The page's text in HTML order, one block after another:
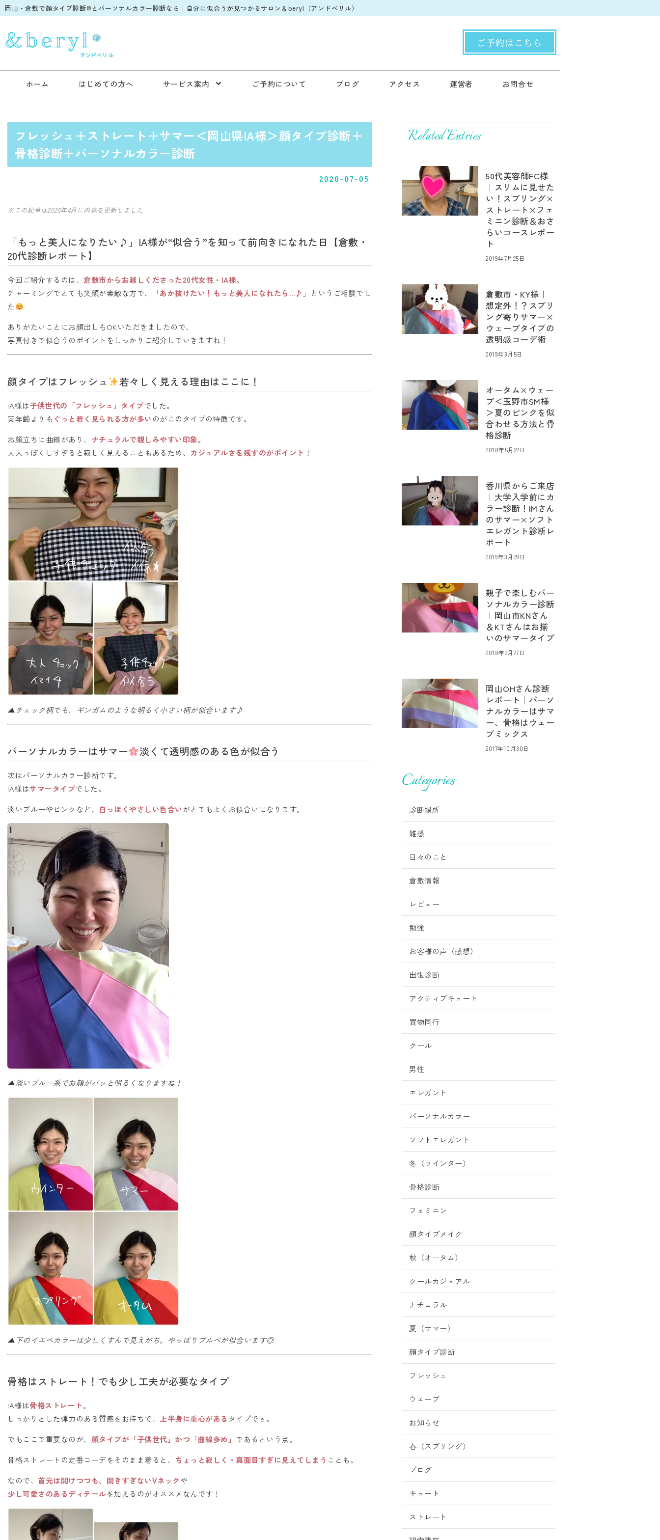
岡山・倉敷で顔タイプ診断®︎とパーソナルカラー診断なら｜自分に似合うが見つかるサロン＆beryl（アンドベリル）
ご予約はこちら
ホーム はじめての方へ サービス案内 ご予約について ブログ アクセス 運営者 お問合せ
フレッシュ＋ストレート＋サマー＜岡山県IA様＞顔タイプ診断＋
骨格診断＋パーソナルカラー診断
2020-07-05
※この記事は2025年4月に内容を更新しました
「もっと美人になりたい♪」IA様が“似合う”を知って前向きになれた日【倉敷・
20代診断レポート】
今回ご紹介するのは、 倉敷市からお越しくださった20代女性・IA様。
チャーミングでとても笑顔が素敵な方で、
「あか抜けたい！もっと美人になれたら…♪」
というご相談でし
た
ありがたいことにお顔出しもOKいただきましたので、
写真付きで似合うのポイントをしっかりご紹介していきますね！
顔タイプはフレッシュ 若々しく見える理由はここに！
IA様は子供世代の「フレッシュ」タイプでした。
実年齢よりも ぐっと若く見られる方が多い のがこのタイプの特徴です。
お顔立ちに曲線があり、 ナチュラルで親しみやすい印象。
大人っぽくしすぎると寂しく見えることもあるため、 カジュアルさを残すのがポイント ！
▲チェック柄でも、ギンガムのような明るく小さい柄が似合います♪
パーソナルカラーはサマー 淡くて透明感のある色が似合う
次はパーソナルカラー診断です。
IA様はサマータイプでした。
淡いブルーやピンクなど、 白っぽくやさしい色合い がとてもよくお似合いになります。
▲淡いブルー系でお顔がパッと明るくなりますね！
▲下のイエベカラーは少しくすんで見えがち。やっぱりブルベが似合います◎
骨格はストレート！でも少し工夫が必要なタイプ
IA様は骨格ストレート。
しっかりとした弾力のある質感をお持ちで、 上半身に重心がある タイプです。
でもここで重要なのが、 顔タイプが「子供世代」かつ「曲線多め」 であるという点。
骨格ストレートの定番コーデをそのまま着ると、 ちょっと寂しく・真面目すぎに見えてしまう ことも。
なので、 首元は開けつつも、開きすぎないVネックや
少し可愛さのあるディテールを加えるのがオススメなんです！
Related Entries
50代美容師FC様
｜スリムに見せた
い！スプリング×
ストレート×フェ
ミニン診断＆おさ
らいコースレポー
ト
2019年7月25日
倉敷市・KY様｜
想定外！？スプリ
ング寄りサマー×
ウェーブタイプの
透明感コーデ術
2019年3月5日
オータム×ウェー
ブ＜玉野市SM様
＞夏のピンクを似
合わせる方法と骨
格診断
2018年5月27日
香川県からご来店
｜大学入学前にカ
ラー診断！IMさん
のサマー×ソフト
エレガント診断レ
ポート
2019年3月29日
親子で楽しむパー
ソナルカラー診断
｜岡山市KNさん
＆KTさんはお揃
いのサマータイプ
2018年2月27日
岡山OHさん診断
レポート｜パーソ
ナルカラーはサマ
ー、骨格はウェー
ブミックス
2017年10月30日
Categories
診断場所
雑感
日々のこと
倉敷情報
レビュー
勉強
お客様の声（感想）
出張診断
アクティブキュート
買物同行
クール
男性
エレガント
パーソナルカラー
ソフトエレガント
冬（ウインター）
骨格診断
フェミニン
顔タイプメイク
秋（オータム）
クールカジュアル
ナチュラル
夏（サマー）
顔タイプ診断
フレッシュ
ウェーブ
お知らせ
春（スプリング）
ブログ
キュート
ストレート